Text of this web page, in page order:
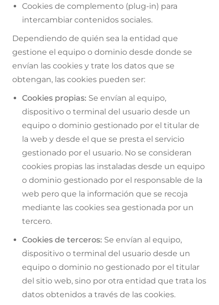
Cookies de complemento (plug-in) para
intercambiar contenidos sociales.
Dependiendo de quién sea la entidad que
gestione el equipo o dominio desde donde se
envían las cookies y trate los datos que se
obtengan, las cookies pueden ser:
Cookies propias: Se envían al equipo,
dispositivo o terminal del usuario desde un
equipo o dominio gestionado por el titular de
la web y desde el que se presta el servicio
gestionado por el usuario. No se consideran
cookies propias las instaladas desde un equipo
o dominio gestionado por el responsable de la
web pero que la información que se recoja
mediante las cookies sea gestionada por un
tercero.
Cookies de terceros: Se envían al equipo,
dispositivo o terminal del usuario desde un
equipo o dominio no gestionado por el titular
del sitio web, sino por otra entidad que trata los
datos obtenidos a través de las cookies.